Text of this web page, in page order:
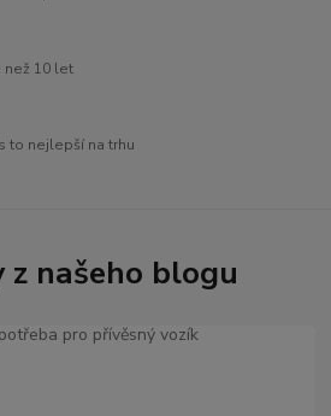
než 10 let
to nejlepší na trhu
z našeho blogu